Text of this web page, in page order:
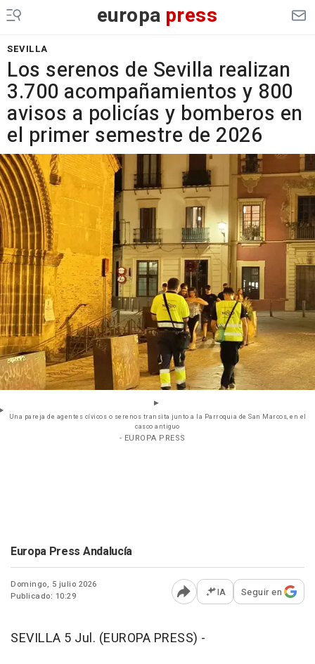
europa press
SEVILLA
Los serenos de Sevilla realizan
3.700 acompañamientos y 800
avisos a policías y bomberos en
el primer semestre de 2026
Una pareja de agentes cívicos o serenos transita junto a la Parroquia de San Marcos, en el
casco antiguo
- EUROPA PRESS
Europa Press Andalucía
Domingo, 5 julio 2026
Publicado: 10:29
Abrir opciones para
IA Seguir en
SEVILLA 5 Jul. (EUROPA PRESS) -